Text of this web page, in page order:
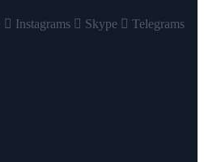
Instagrams Skype Telegrams